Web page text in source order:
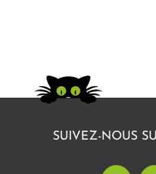
SUIVEZ-NOUS